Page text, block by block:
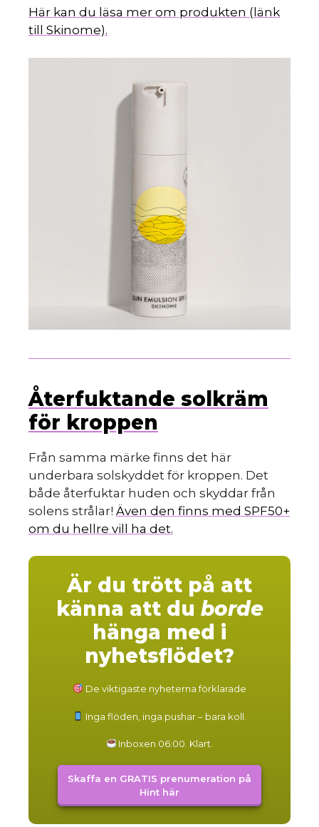
Här kan du läsa mer om produkten (länk
till Skinome).
Återfuktande solkräm
för kroppen
Från samma märke finns det här
underbara solskyddet för kroppen. Det
både återfuktar huden och skyddar från
solens strålar! Även den finns med SPF50+
om du hellre vill ha det.
Är du trött på att
känna att du borde
hänga med i
nyhetsflödet?
De viktigaste nyheterna förklarade
Inga flöden, inga pushar – bara koll.
Inboxen 06:00. Klart.
Skaffa en GRATIS prenumeration på
Hint här